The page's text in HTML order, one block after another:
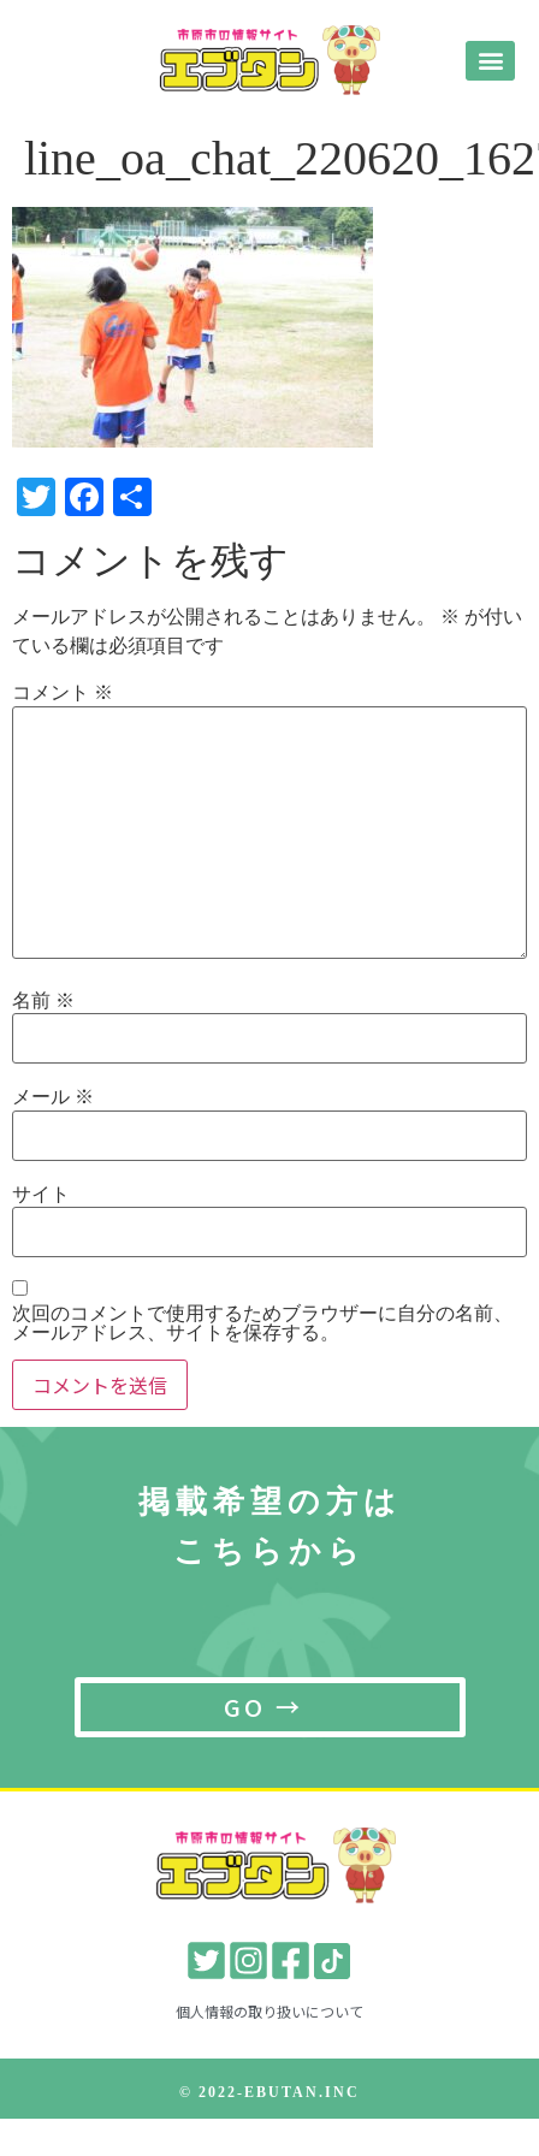
TwitterFacebook
有
コメントを残す
メールアドレスが公開されることはありません。 ※ が付い
ている欄は必須項目です
コメント ※
名前 ※
メール ※
サイト
次回のコメントで使用するためブラウザーに自分の名前、
メールアドレス、サイトを保存する。
掲載希望の方は
こちらから
GO →
個人情報の取り扱いについて
© 2022-EBUTAN.INC